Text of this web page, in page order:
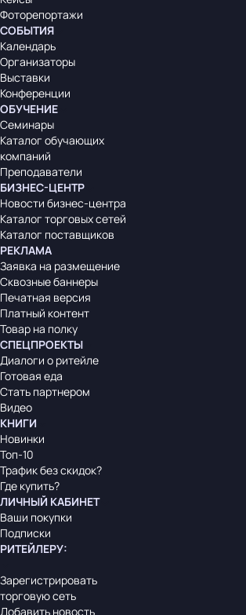
Фоторепортажи
СОБЫТИЯ
Календарь
Организаторы
Выставки
Конференции
ОБУЧЕНИЕ
Семинары
Каталог обучающих
компаний
Преподаватели
БИЗНЕС-ЦЕНТР
Новости бизнес-центра
Каталог торговых сетей
Каталог поставщиков
РЕКЛАМА
Заявка на размещение
Сквозные баннеры
Печатная версия
Платный контент
Товар на полку
СПЕЦПРОЕКТЫ
Диалоги о ритейле
Готовая еда
Стать партнером
Видео
КНИГИ
Новинки
Топ-10
Трафик без скидок?
Где купить?
ЛИЧНЫЙ КАБИНЕТ
Ваши покупки
Подписки
РИТЕЙЛЕРУ:
Зарегистрировать
торговую сеть
Добавить новость